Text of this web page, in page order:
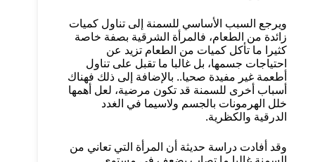
ويرجع السبب الأساسي للسمنة إلى تناول كميات
زائدة من الطعام، فالمرأة الشرقية بصفة خاصة
كثيرا ما تأكل كميات من الطعام تزيد عن
احتياجات جسمها، بل غالبا ما تقبل على تناول
أطعمة غير مفيدة صحيا.. بالإضافة إلى ذلك فهناك
أسباب أخرى للسمنة قد تكون مرضية، لعل أهمها
خلل الهرمونات بالجسم ولاسيما في الغدد
الدرقية والكظرية.
وقد أفادت دراسة حديثة أن المرأة التي تعاني من